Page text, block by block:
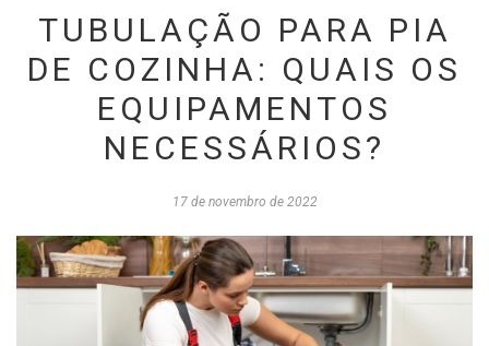
TUBULAÇÃO PARA PIA
DE COZINHA: QUAIS OS
EQUIPAMENTOS
NECESSÁRIOS?
17 de novembro de 2022